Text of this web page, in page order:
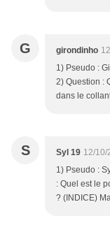
G girondinho
1) Pseudo :
2) Question :
dans le
S Syl 19 12/10/
1) Pseudo :
: Quel est le
? (INDICE)